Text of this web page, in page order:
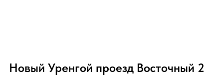
Новый Уренгой проезд Восточный 2